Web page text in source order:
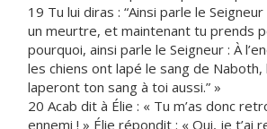
19 Tu lui diras : “Ainsi parle le
un meurtre, et maintenant tu prends
pourquoi, ainsi parle le Seigneur : À
les chiens ont lapé le sang de Naboth,
laperont ton sang à toi aussi.” »
20 Acab dit à Élie : « Tu m’as donc
ennemi ! » Élie répondit : « Oui, je t’ai